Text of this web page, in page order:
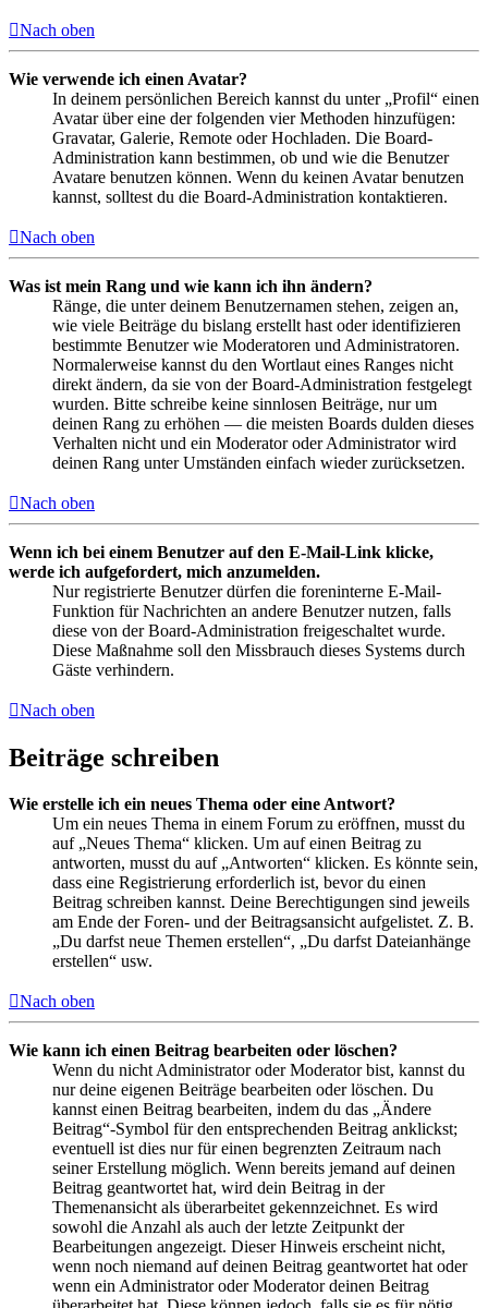
Nach oben
Wie verwende ich einen Avatar?
In deinem persönlichen Bereich kannst du unter „Profil“ einen
Avatar über eine der folgenden vier Methoden hinzufügen:
Gravatar, Galerie, Remote oder Hochladen. Die Board-
Administration kann bestimmen, ob und wie die Benutzer
Avatare benutzen können. Wenn du keinen Avatar benutzen
kannst, solltest du die Board-Administration kontaktieren.
Nach oben
Was ist mein Rang und wie kann ich ihn ändern?
Ränge, die unter deinem Benutzernamen stehen, zeigen an,
wie viele Beiträge du bislang erstellt hast oder identifizieren
bestimmte Benutzer wie Moderatoren und Administratoren.
Normalerweise kannst du den Wortlaut eines Ranges nicht
direkt ändern, da sie von der Board-Administration festgelegt
wurden. Bitte schreibe keine sinnlosen Beiträge, nur um
deinen Rang zu erhöhen — die meisten Boards dulden dieses
Verhalten nicht und ein Moderator oder Administrator wird
deinen Rang unter Umständen einfach wieder zurücksetzen.
Nach oben
Wenn ich bei einem Benutzer auf den E-Mail-Link klicke,
werde ich aufgefordert, mich anzumelden.
Nur registrierte Benutzer dürfen die foreninterne E-Mail-
Funktion für Nachrichten an andere Benutzer nutzen, falls
diese von der Board-Administration freigeschaltet wurde.
Diese Maßnahme soll den Missbrauch dieses Systems durch
Gäste verhindern.
Nach oben
Beiträge schreiben
Wie erstelle ich ein neues Thema oder eine Antwort?
Um ein neues Thema in einem Forum zu eröffnen, musst du
auf „Neues Thema“ klicken. Um auf einen Beitrag zu
antworten, musst du auf „Antworten“ klicken. Es könnte sein,
dass eine Registrierung erforderlich ist, bevor du einen
Beitrag schreiben kannst. Deine Berechtigungen sind jeweils
am Ende der Foren- und der Beitragsansicht aufgelistet. Z. B.
„Du darfst neue Themen erstellen“, „Du darfst Dateianhänge
erstellen“ usw.
Nach oben
Wie kann ich einen Beitrag bearbeiten oder löschen?
Wenn du nicht Administrator oder Moderator bist, kannst du
nur deine eigenen Beiträge bearbeiten oder löschen. Du
kannst einen Beitrag bearbeiten, indem du das „Ändere
Beitrag“-Symbol für den entsprechenden Beitrag anklickst;
eventuell ist dies nur für einen begrenzten Zeitraum nach
seiner Erstellung möglich. Wenn bereits jemand auf deinen
Beitrag geantwortet hat, wird dein Beitrag in der
Themenansicht als überarbeitet gekennzeichnet. Es wird
sowohl die Anzahl als auch der letzte Zeitpunkt der
Bearbeitungen angezeigt. Dieser Hinweis erscheint nicht,
wenn noch niemand auf deinen Beitrag geantwortet hat oder
wenn ein Administrator oder Moderator deinen Beitrag